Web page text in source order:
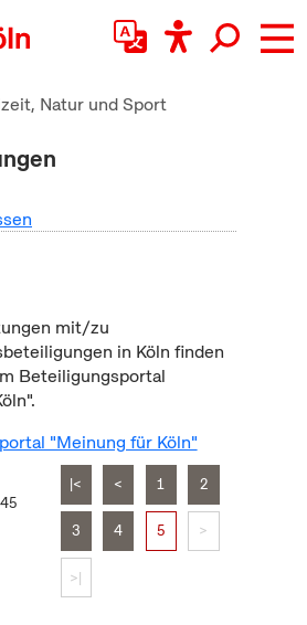
Natur und Sport
mit/zu
in Köln finden
Beteiligungsportal
"Meinung für Köln"
|< < 1 2
3 4 5 >
>|